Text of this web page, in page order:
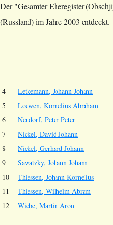
Der "Gesamter Eheregister
(Russland) im Jahre 2003 entdeckt.
4
Letkemann, Johann Johann
5
Loewen, Kornelius Abraham
6
Neudorf, Peter Peter
7
Nickel, David Johann
8
Nickel, Gerhard Johann
9
Sawatzky, Johann Johann
10
Thiessen, Johann Kornelius
11
Thiessen, Wilhelm Abram
12
Wiebe, Martin Aron